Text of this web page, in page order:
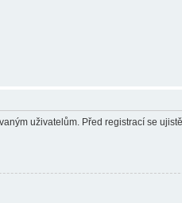
uživatelům. Před registrací se